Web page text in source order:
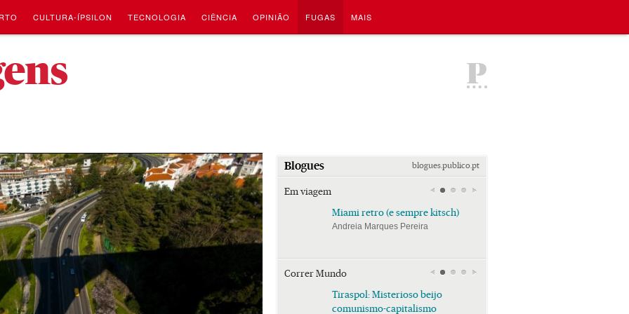
CULTURA-ÍPSILON TECNOLOGIA CIÊNCIA OPINIÃO FUGAS MAIS
P
Blogues blogues.publico.pt
Em viagem
Miami retro (e sempre kitsch)
Andreia Marques Pereira
Correr Mundo
Tiraspol: Misterioso beijo
comunismo-capitalismo